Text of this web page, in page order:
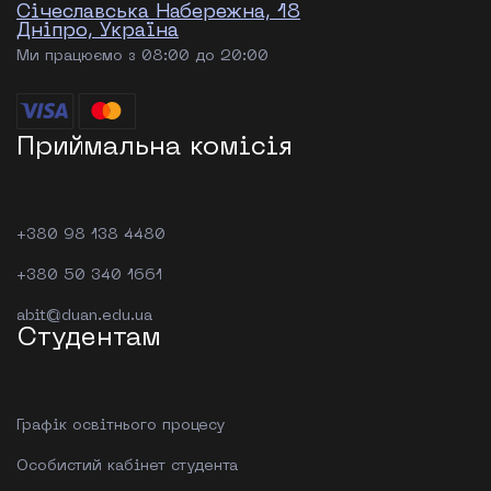
Січеславська Набережна, 18
Дніпро, Україна
Ми працюємо з 08:00 до 20:00
Приймальна комісія
+380 98 138 4480
+380 50 340 1661
abit@duan.edu.ua
Студентам
Графік освітнього процесу
Особистий кабінет студента